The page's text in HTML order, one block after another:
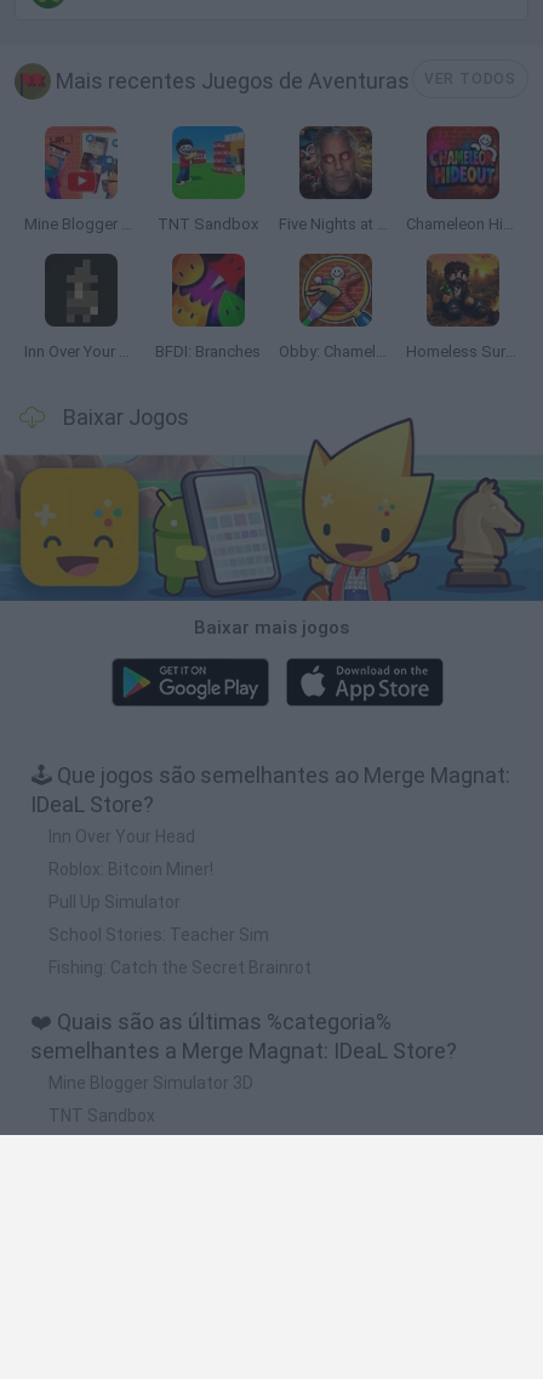
Mais recentes Juegos de Aventuras
Mine Blogger Simulator 3D TNT Sandbox Five Nights at Epstein's Chameleon Hideout
Inn Over Your Head BFDI: Branches Obby: Chameleon: Paint & Hide Homeless Survival Online
Baixar Jogos
Baixar mais jogos
🕹️ Que jogos são semelhantes ao Merge Magnat:
IDeaL Store?
Inn Over Your Head
Roblox: Bitcoin Miner!
Pull Up Simulator
School Stories: Teacher Sim
Fishing: Catch the Secret Brainrot
❤️ Quais são as últimas %categoria%
semelhantes a Merge Magnat: IDeaL Store?
Mine Blogger Simulator 3D
TNT Sandbox